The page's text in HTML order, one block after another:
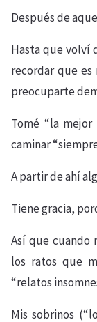
Después de
Hasta que volví
recordar que
preocuparte
Tomé “la
caminar
A partir de ahí
Tiene gracia,
Así que cuando
los ratos que
“relatos
Mis sobrinos